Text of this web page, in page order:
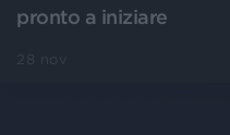
pronto a iniziare